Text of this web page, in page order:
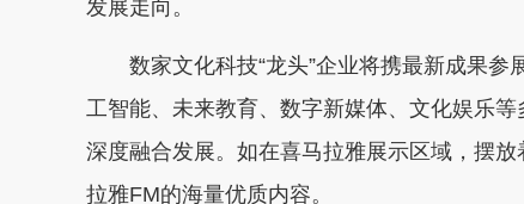
发展走向。
数家文化科技“龙头”企业将携最新成果参
工智能、未来教育、数字新媒体、文化娱乐
深度融合发展。如在喜马拉雅展示区域，摆
拉雅FM的海量优质内容。